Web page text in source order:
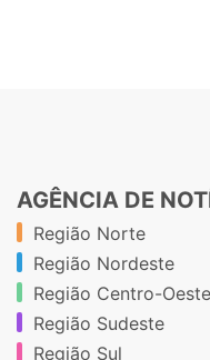
AGÊNCIA DE
Região Norte
Região Nordeste
Região Centro-Oeste
Região Sudeste
Região Sul